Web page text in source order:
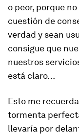
o peor, porque
cuestión de
verdad y sean
consigue que
nuestros
está claro…
Esto me
tormenta
llevaría por